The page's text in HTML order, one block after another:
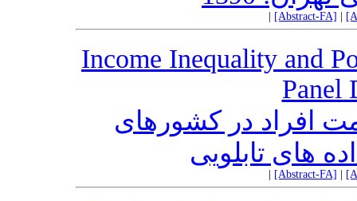
[Abstract-FA]
Income Inequality and
Panel
افراد در کشورهای
های تابلویی
[Abstract-FA]